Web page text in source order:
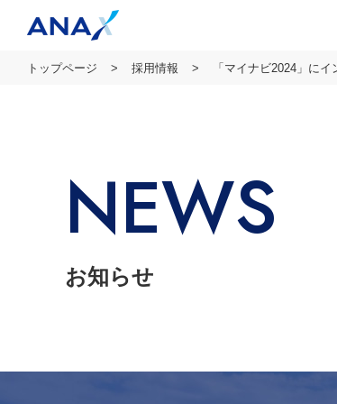
トップページ 採用情報 「マイナビ2024」に
NEWS
お知らせ